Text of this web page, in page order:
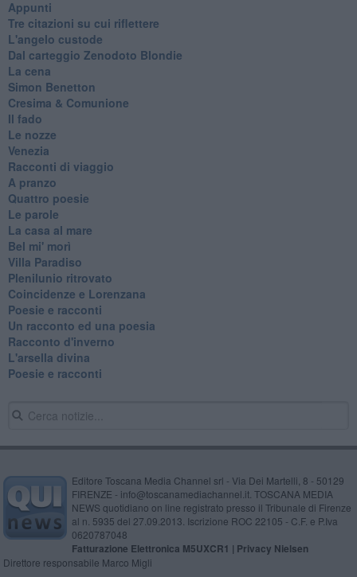
Appunti
Tre citazioni su cui riflettere
L'angelo custode
Dal carteggio Zenodoto Blondie
La cena
Simon Benetton
Cresima & Comunione
Il fado
Le nozze
Venezia
Racconti di viaggio
A pranzo
Quattro poesie
Le parole
La casa al mare
Bel mi' morì
Villa Paradiso
Plenilunio ritrovato
Coincidenze e Lorenzana
Poesie e racconti
Un racconto ed una poesia
Racconto d'inverno
​L'arsella divina
Poesie e racconti
Editore Toscana Media Channel srl - Via Dei Martelli, 8 - 50129
FIRENZE - info@toscanamediachannel.it. TOSCANA MEDIA
NEWS quotidiano on line registrato presso il Tribunale di Firenze
al n. 5935 del 27.09.2013. Iscrizione ROC 22105 - C.F. e P.Iva
0620787048
Fatturazione Elettronica M5UXCR1 | Privacy Nielsen
Direttore responsabile Marco Migli